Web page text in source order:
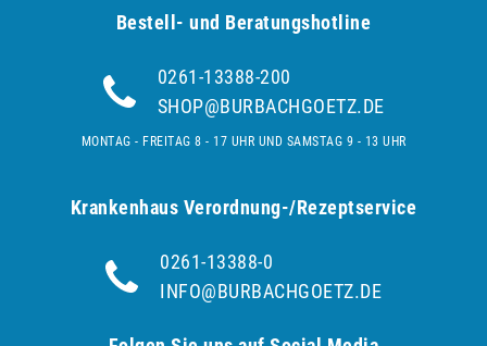
Bestell- und Be­ra­tungs­hot­line
0261-13388-200
SHOP@BURBACHGOETZ.DE
MONTAG - FREITAG 8 - 17 UHR UND SAMSTAG 9 - 13 UHR
Krankenhaus Verordnung-/Rezeptservice
0261-13388-0
INFO@BURBACHGOETZ.DE